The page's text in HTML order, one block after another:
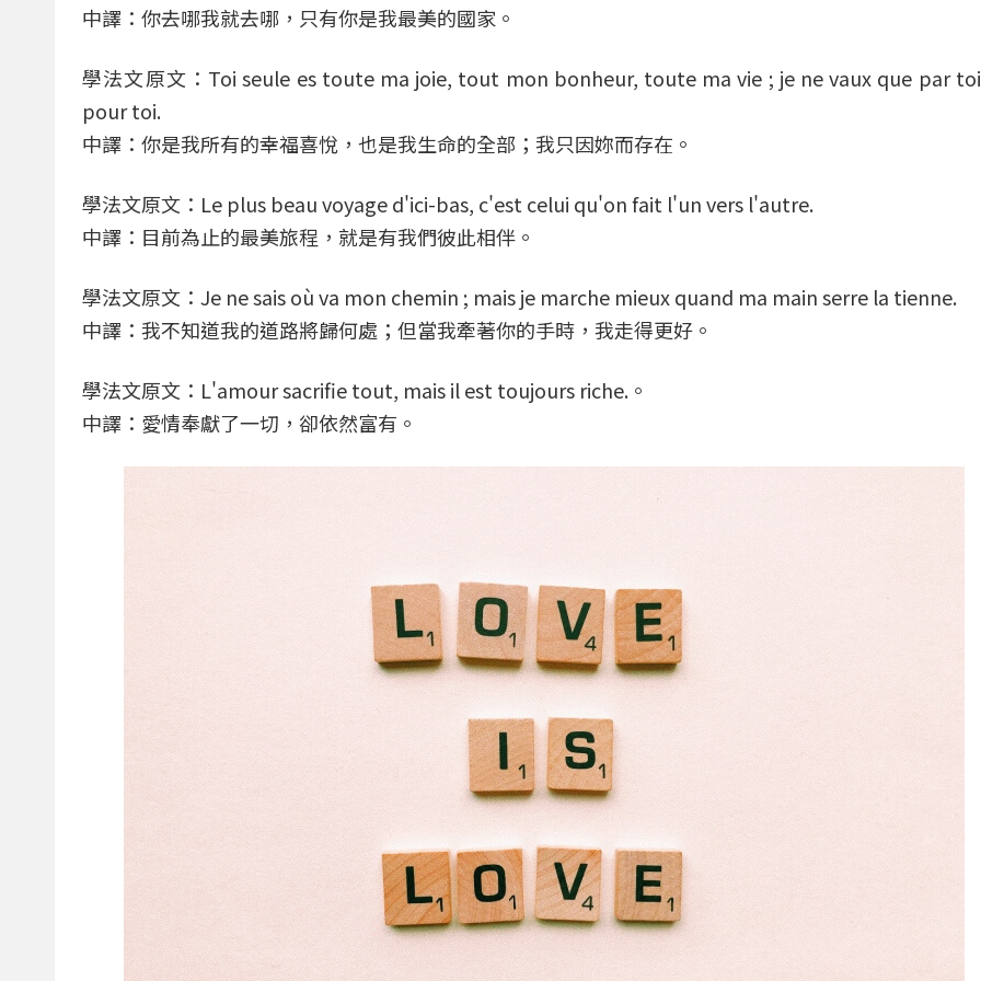
中譯：你去哪我就去哪，只有你是我最美的國家。
學法文原文：Toi seule es toute ma joie, tout mon bonheur, toute ma vie ; je ne vaux que par
pour toi.
中譯：你是我所有的幸福喜悅，也是我生命的全部；我只因妳而存在。
學法文原文：Le plus beau voyage d'ici-bas, c'est celui qu'on fait l'un vers l'autre.
中譯：目前為止的最美旅程，就是有我們彼此相伴。
學法文原文：Je ne sais où va mon chemin ; mais je marche mieux quand ma main serre la tienne.
中譯：我不知道我的道路將歸何處；但當我牽著你的手時，我走得更好。
學法文原文：L'amour sacrifie tout, mais il est toujours riche.。
中譯：愛情奉獻了一切，卻依然富有。